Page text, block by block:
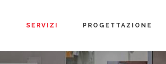
SERVIZI PROGETTAZIONE